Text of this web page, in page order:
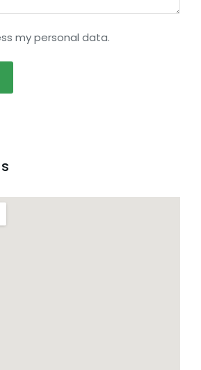
my personal data.